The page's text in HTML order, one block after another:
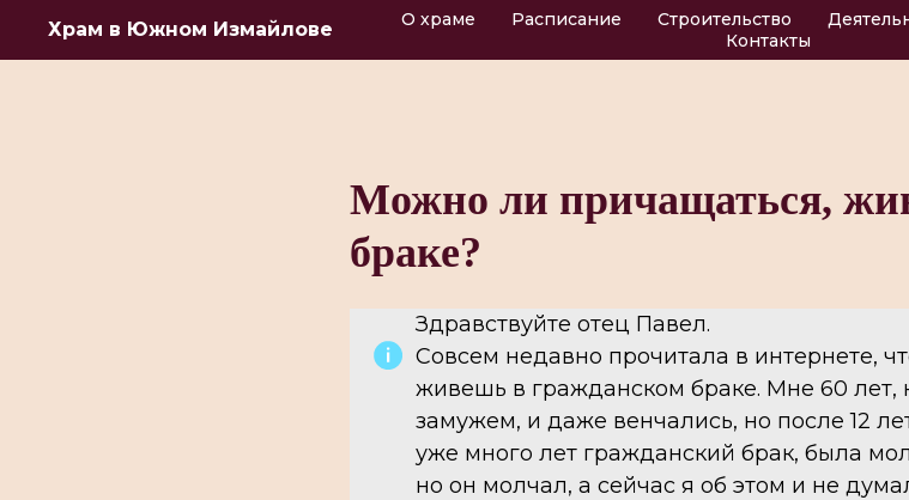
Храм в Южном Измайлове О храме Расписание Строительство
Контакты
Можно ли причащаться,
браке?
Здравствуйте отец Павел.
Совсем недавно прочитала в интернете,
живешь в гражданском браке. Мне 60 лет,
замужем, и даже венчались, но после 12
уже много лет гражданский брак, была
но он молчал, а сейчас я об этом и не